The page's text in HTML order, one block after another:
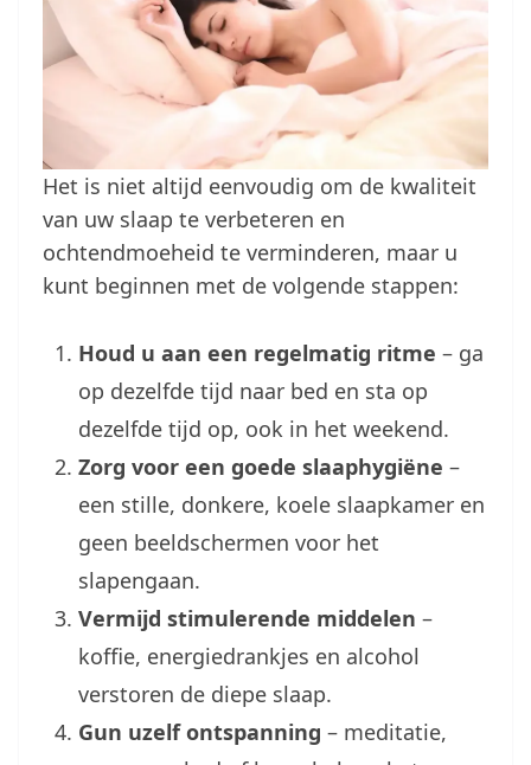
Het is niet altijd eenvoudig om de kwaliteit
van uw slaap te verbeteren en
ochtendmoeheid te verminderen, maar u
kunt beginnen met de volgende stappen:
Houd u aan een regelmatig ritme – ga
op dezelfde tijd naar bed en sta op
dezelfde tijd op, ook in het weekend.
Zorg voor een goede slaaphygiëne –
een stille, donkere, koele slaapkamer en
geen beeldschermen voor het
slapengaan.
Vermijd stimulerende middelen –
koffie, energiedrankjes en alcohol
verstoren de diepe slaap.
Gun uzelf ontspanning – meditatie,